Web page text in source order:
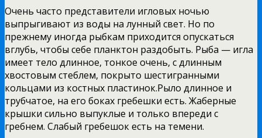
Очень часто представители игловых ночью
выпрыгивают из воды на лунный свет. Но по
прежнему иногда рыбкам приходится опускаться
вглубь, чтобы себе планктон раздобыть. Рыба — игла
имеет тело длинное, тонкое очень, с длинным
хвостовым стеблем, покрыто шестигранными
кольцами из костных пластинок.Рыло длинное и
трубчатое, на его боках гребешки есть. Жаберные
крышки сильно выпуклые и только впереди с
гребнем. Слабый гребешок есть на темени.